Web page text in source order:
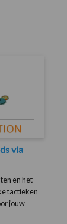
via
en het
tactieken
jouw